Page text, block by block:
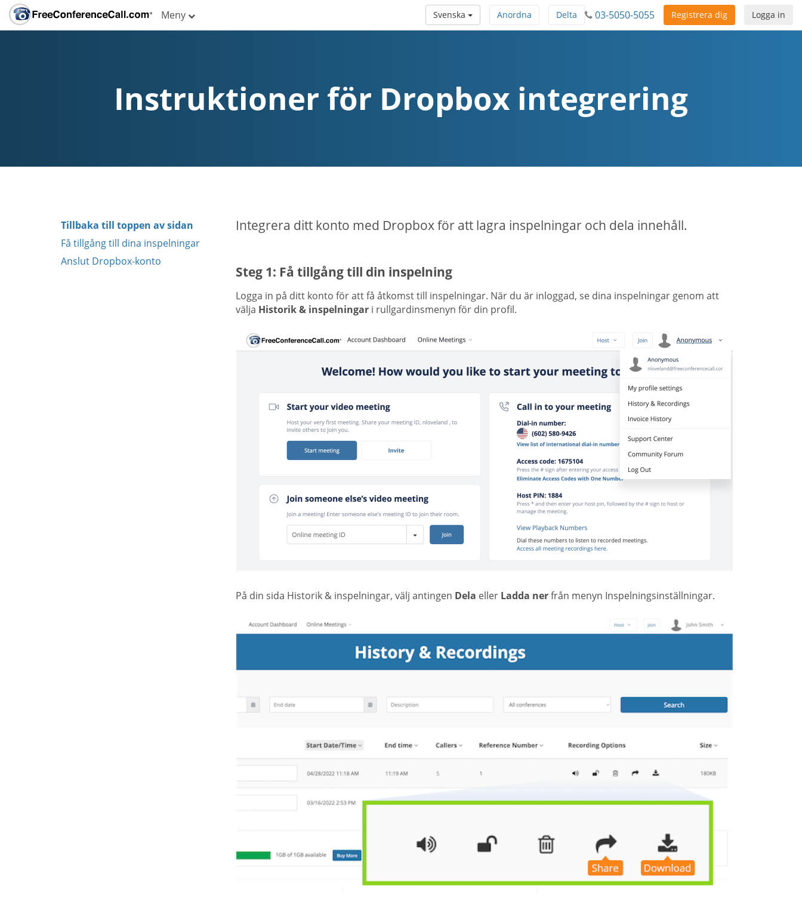
Meny Logga in
Registrera dig
03-5050-5055
Delta
Anordna
Svenska
Instruktioner för Dropbox integrering
Tillbaka till toppen av sidan
Få tillgång till dina inspelningar
Anslut Dropbox-konto
Integrera ditt konto med Dropbox för att lagra inspelningar och dela innehåll.
Steg 1: Få tillgång till din inspelning
Logga in på ditt konto för att få åtkomst till inspelningar. När du är inloggad, se dina inspelningar genom att
välja Historik & inspelningari rullgardinsmenyn för din profil.
På din sida Historik & inspelningar, välj antingen Dela eller Ladda nerfrån menyn Inspelningsinställningar.